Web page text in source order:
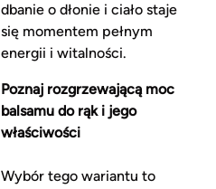
dbanie o dłonie i ciało staje
się momentem pełnym
energii i witalności.
Poznaj rozgrzewającą moc
balsamu do rąk i jego
właściwości
Wybór tego wariantu to